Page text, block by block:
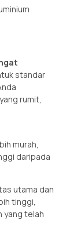
standar
rumit,
murah,
daripada
utama dan
tinggi,
yang telah